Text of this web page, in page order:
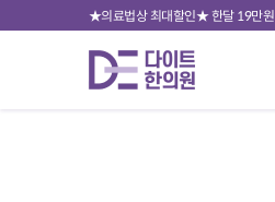
★의료법상 최대할인★ 한달 19만원